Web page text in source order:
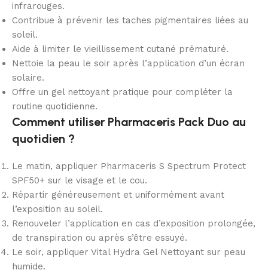
infrarouges.
Contribue à prévenir les taches pigmentaires liées au
soleil.
Aide à limiter le vieillissement cutané prématuré.
Nettoie la peau le soir après l’application d’un écran
solaire.
Offre un gel nettoyant pratique pour compléter la
routine quotidienne.
Comment utiliser Pharmaceris Pack Duo au
quotidien ?
Le matin, appliquer Pharmaceris S Spectrum Protect
SPF50+ sur le visage et le cou.
Répartir généreusement et uniformément avant
l’exposition au soleil.
Renouveler l’application en cas d’exposition prolongée,
de transpiration ou après s’être essuyé.
Le soir, appliquer Vital Hydra Gel Nettoyant sur peau
humide.